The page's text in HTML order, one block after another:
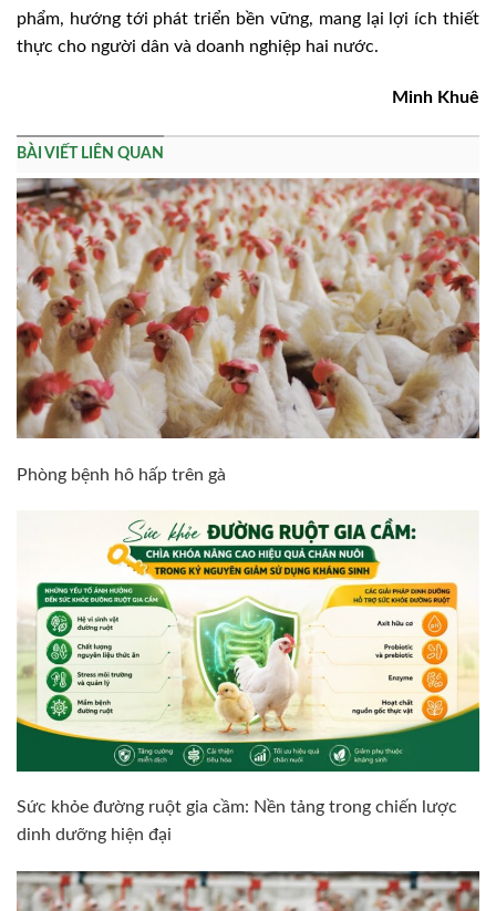
phẩm, hướng tới phát triển bền vững, mang lại lợi ích thiết
thực cho người dân và doanh nghiệp hai nước.
Minh Khuê
BÀI VIẾT LIÊN QUAN
Phòng bệnh hô hấp trên gà
Sức khỏe đường ruột gia cầm: Nền tảng trong chiến lược
dinh dưỡng hiện đại